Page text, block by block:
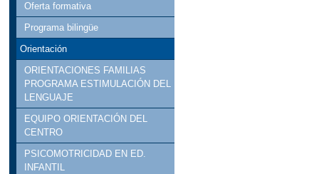
Oferta formativa
Programa bilingüe
Orientación
ORIENTACIONES FAMILIAS
PROGRAMA ESTIMULACIÓN DEL
LENGUAJE
EQUIPO ORIENTACIÓN DEL
CENTRO
PSICOMOTRICIDAD EN ED.
INFANTIL